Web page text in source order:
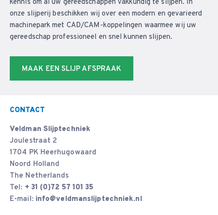
kennis om al uw gereedschappen vakkundig te slijpen. In
onze slijperij beschikken wij over een modern en gevarieerd
machinepark met CAD/CAM-koppelingen waarmee wij uw
gereedschap professioneel en snel kunnen slijpen.
MAAK EEN SLIJP AFSPRAAK
CONTACT
Veldman Slijptechniek
Joulestraat 2
1704 PK Heerhugowaard
Noord Holland
The Netherlands
Tel: + 31 (0)72 57 101 35
E-mail: info@veldmanslijptechniek.nl